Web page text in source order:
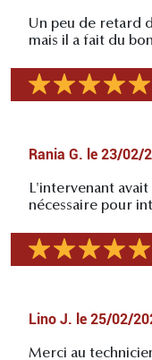
Un peu de retard
mais il a fait du
Rania G. le 23/02/
L'intervenant
nécessaire pour
Lino J. le 25/02/
Merci au